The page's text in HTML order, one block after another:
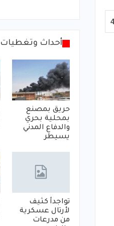
أحداث وتغطيات
حريق بمصنع
بمحلية بحري
والدفاع المدني
يسيطر
تواجدأ كثيف
لأرتال عسكرية
من مدرعات